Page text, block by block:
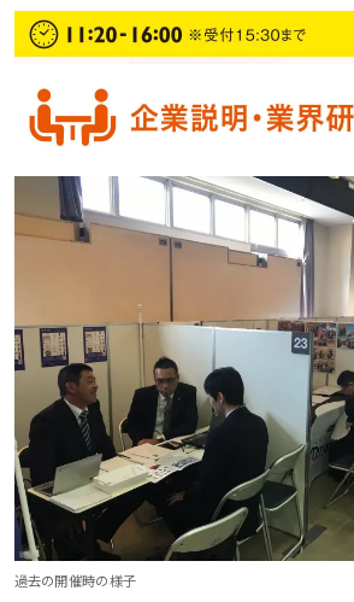
過去の開催時の様子